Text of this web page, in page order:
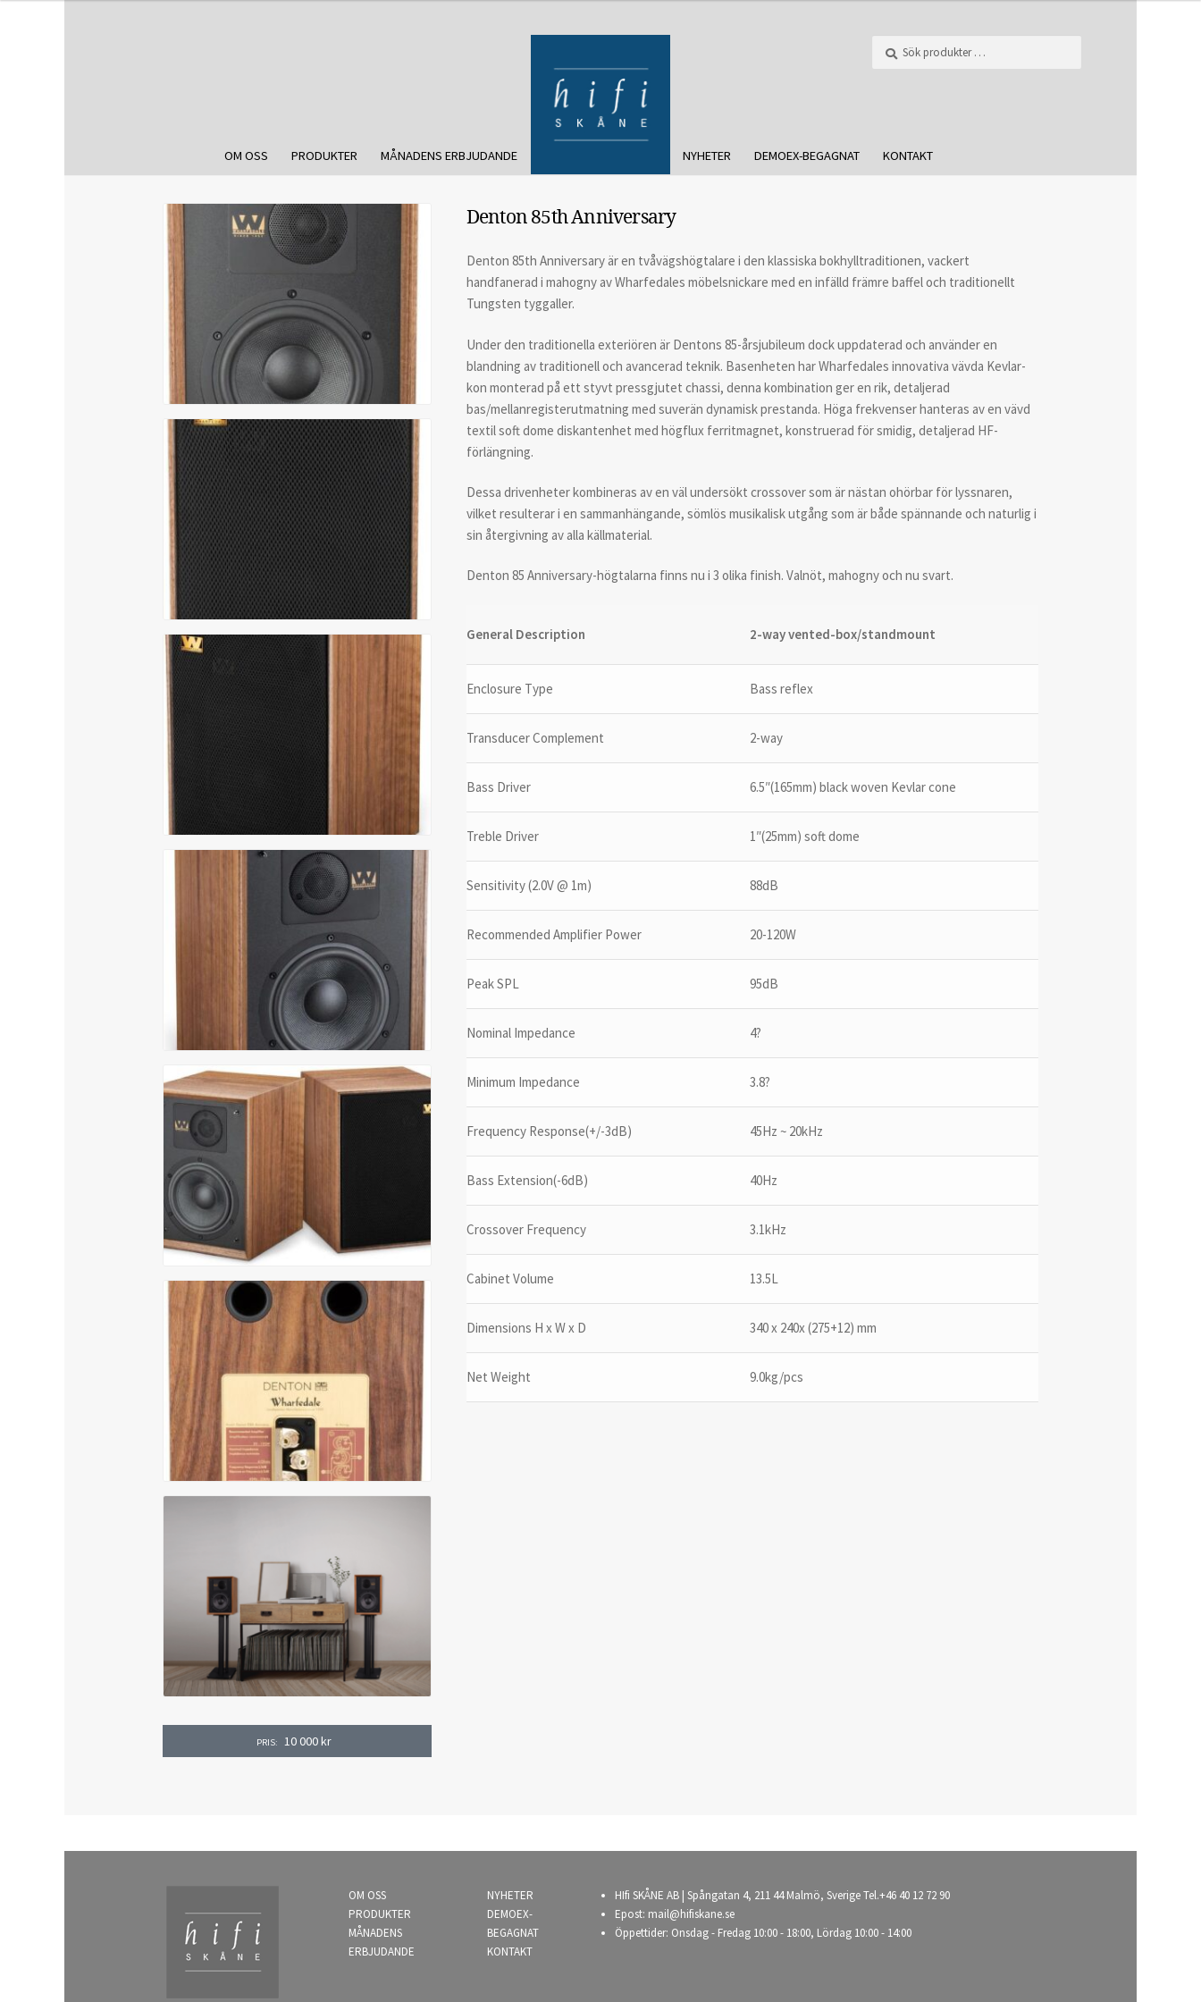
OM OSS PRODUKTER MÅNADENS ERBJUDANDE NYHETER DEMOEX-BEGAGNAT KONTAKT
PRIS: 10 000kr
Denton 85th Anniversary
Denton 85th Anniversary är en tvåvägshögtalare i den klassiska bokhylltraditionen, vackert
handfanerad i mahogny av Wharfedales möbelsnickare med en infälld främre baffel och traditionellt
Tungsten tyggaller.
Under den traditionella exteriören är Dentons 85-årsjubileum dock uppdaterad och använder en
blandning av traditionell och avancerad teknik. Basenheten har Wharfedales innovativa vävda Kevlar-
kon monterad på ett styvt pressgjutet chassi, denna kombination ger en rik, detaljerad
bas/mellanregisterutmatning med suverän dynamisk prestanda. Höga frekvenser hanteras av en vävd
textil soft dome diskantenhet med högflux ferritmagnet, konstruerad för smidig, detaljerad HF-
förlängning.
Dessa drivenheter kombineras av en väl undersökt crossover som är nästan ohörbar för lyssnaren,
vilket resulterar i en sammanhängande, sömlös musikalisk utgång som är både spännande och naturlig i
sin återgivning av alla källmaterial.
Denton 85 Anniversary-högtalarna finns nu i 3 olika finish. Valnöt, mahogny och nu svart.
General Description 2-way vented-box/standmount
Enclosure Type Bass reflex
Transducer Complement 2-way
Bass Driver 6.5″(165mm) black woven Kevlar cone
Treble Driver 1″(25mm) soft dome
Sensitivity (2.0V @ 1m) 88dB
Recommended Amplifier Power 20-120W
Peak SPL 95dB
Nominal Impedance 4?
Minimum Impedance 3.8?
Frequency Response(+/-3dB) 45Hz ~ 20kHz
Bass Extension(-6dB) 40Hz
Crossover Frequency 3.1kHz
Cabinet Volume 13.5L
Dimensions H x W x D 340 x 240x (275+12) mm
Net Weight 9.0kg/pcs
OM OSS
PRODUKTER
MÅNADENS
ERBJUDANDE
NYHETER
DEMOEX-
BEGAGNAT
KONTAKT
HIfi SKÅNE AB | Spångatan 4, 211 44 Malmö, Sverige Tel.+46 40 12 72 90
Epost: mail@hifiskane.se
Öppettider: Onsdag - Fredag 10:00 - 18:00, Lördag 10:00 - 14:00